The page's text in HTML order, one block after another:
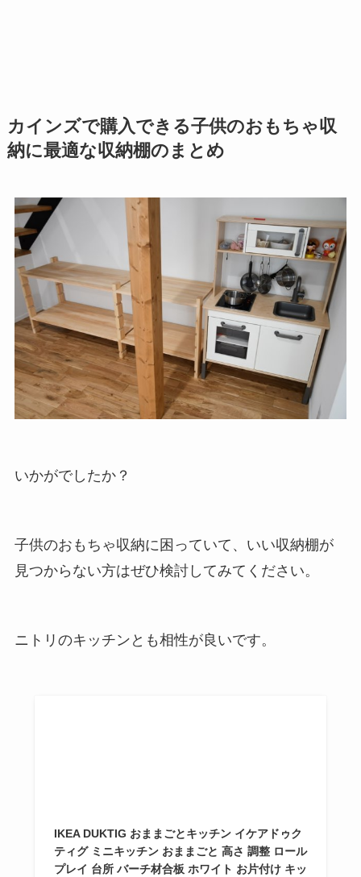
カインズで購入できる子供のおもちゃ収
納に最適な収納棚のまとめ
いかがでしたか？
子供のおもちゃ収納に困っていて、いい収納棚が
見つからない方はぜひ検討してみてください。
ニトリのキッチンとも相性が良いです。
IKEA DUKTIG おままごとキッチン イケアドゥク
ティグ ミニキッチン おままごと 高さ 調整 ロール
プレイ 台所 バーチ材合板 ホワイト お片付け キッ